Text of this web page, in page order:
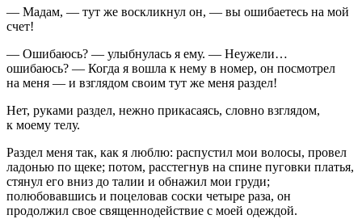
— Мадам, — тут же воскликнул он, — вы ошибаетесь на мой
счет!
— Ошибаюсь? — улыбнулась я ему. — Неужели…
ошибаюсь? — Когда я вошла к нему в номер, он посмотрел
на меня — и взглядом своим тут же меня раздел!
Нет, руками раздел, нежно прикасаясь, словно взглядом,
к моему телу.
Раздел меня так, как я люблю: распустил мои волосы, провел
ладонью по щеке; потом, расстегнув на спине пуговки платья,
стянул его вниз до талии и обнажил мои груди;
полюбовавшись и поцеловав соски четыре раза, он
продолжил свое священнодействие с моей одеждой.